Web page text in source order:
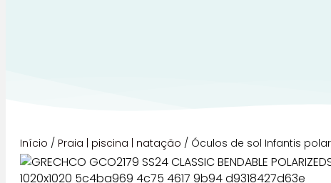
Início / Praia | piscina | natação / Óculos de sol Infantis